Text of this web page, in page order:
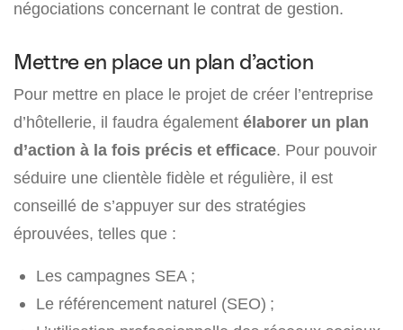
négociations concernant le contrat de gestion.
Mettre en place un plan d’action
Pour mettre en place le projet de créer l’entreprise
d’hôtellerie, il faudra également élaborer un plan
d’action à la fois précis et efficace. Pour pouvoir
séduire une clientèle fidèle et régulière, il est
conseillé de s’appuyer sur des stratégies
éprouvées, telles que :
Les campagnes SEA ;
Le référencement naturel (SEO) ;